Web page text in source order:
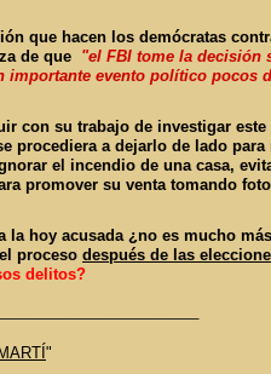
que hacen los demócratas
de que
"el FBI tome la decisión
importante evento político pocos
con su trabajo de investigar
procediera a dejarlo de lado para
el incendio de una casa,
promover su venta tomando
la hoy acusada ¿no es mucho
proceso después de las
delitos?
"